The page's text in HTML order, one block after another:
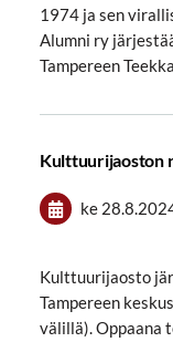
1974 ja sen
Alumni ry
Tampereen
Kulttuurijaoston
ke
Kulttuurijaosto
Tampereen
välillä). Oppaana